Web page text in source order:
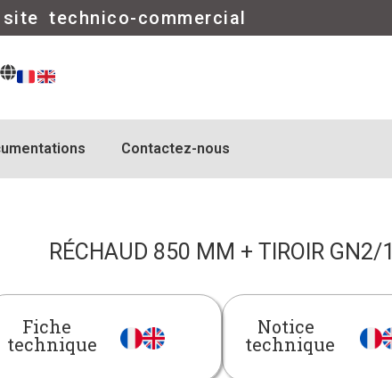
technico-commercial
Contactez-nous
RÉCHAUD 850 MM + TIROIR GN2/1
Fiche
technique
Notice
technique